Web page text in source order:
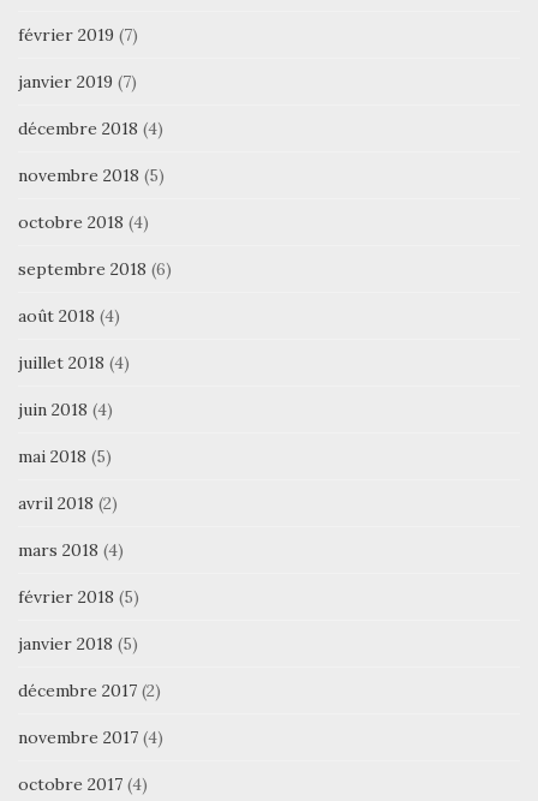
février 2019 (7)
janvier 2019 (7)
décembre 2018 (4)
novembre 2018 (5)
octobre 2018 (4)
septembre 2018 (6)
août 2018 (4)
juillet 2018 (4)
juin 2018 (4)
mai 2018 (5)
avril 2018 (2)
mars 2018 (4)
février 2018 (5)
janvier 2018 (5)
décembre 2017 (2)
novembre 2017 (4)
octobre 2017 (4)